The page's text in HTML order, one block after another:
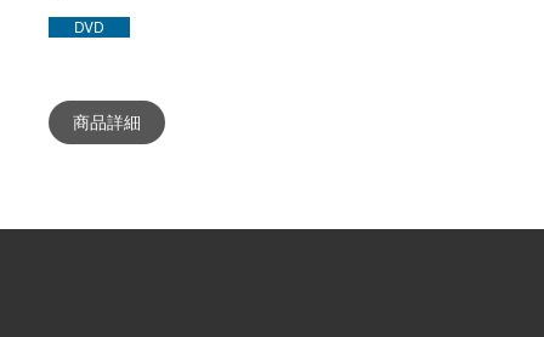
DVD
商品詳細